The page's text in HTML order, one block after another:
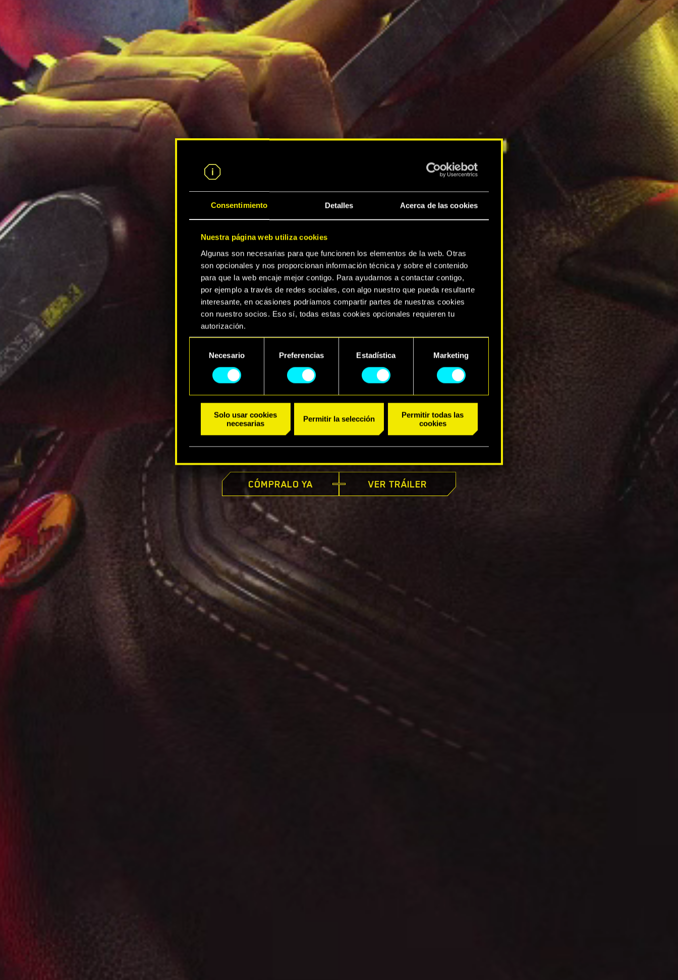
Consentimiento Detalles Acerca de las cookies
Nuestra página web utiliza cookies
Algunas son necesarias para que funcionen los elementos de la web. Otras
son opcionales y nos proporcionan información técnica y sobre el contenido
para que la web encaje mejor contigo. Para ayudarnos a contactar contigo,
por ejemplo a través de redes sociales, con algo nuestro que pueda resultarte
interesante, en ocasiones podríamos compartir partes de nuestras cookies
con nuestro socios. Eso sí, todas estas cookies opcionales requieren tu
autorización.
Encontrarás todos los detalles sobre nuestro uso de las cookies y podrás
consentimiento
Necesario Preferencias Estadística Marketing
Solo usar cookies
necesarias
Permitir la selección
Permitir todas las
cookies
YA DISPONIBLE
CÓMPRALO YA VER TRÁILER